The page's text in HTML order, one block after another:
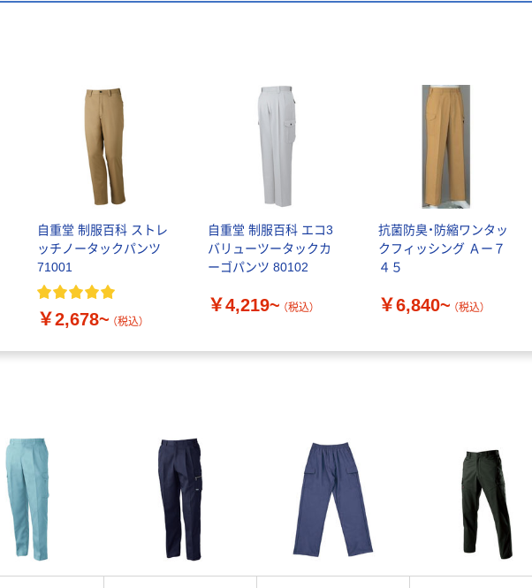
自重堂 制服百科 ストレ
ッチノータックパンツ
71001
￥2,678~ （税込）
自重堂 制服百科 エコ3
バリューツータックカ
ーゴパンツ 80102
￥4,219~ （税込）
抗菌防臭・防縮ワンタッ
クフィッシング Ａー７
４５
￥6,840~ （税込）